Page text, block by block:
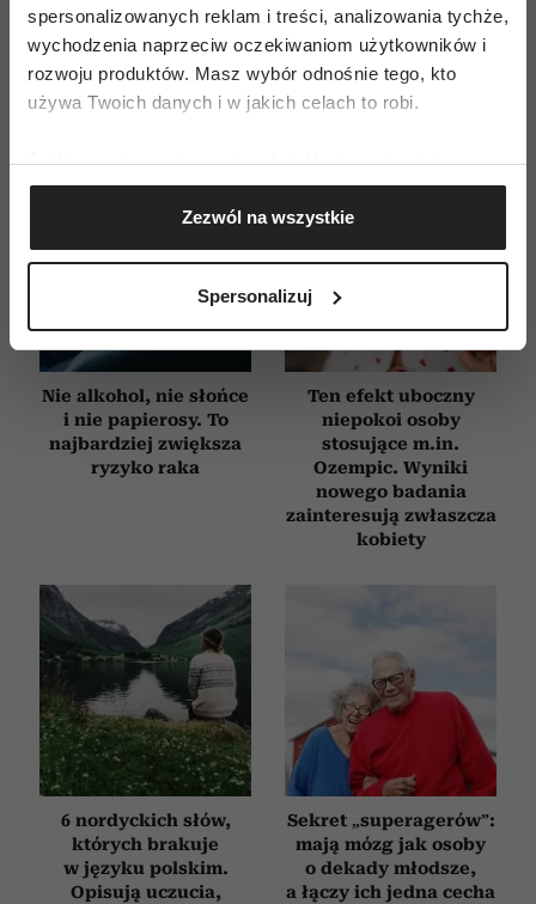
spersonalizowanych reklam i treści, analizowania tychże,
wychodzenia naprzeciw oczekiwaniom użytkowników i
rozwoju produktów. Masz wybór odnośnie tego, kto
używa Twoich danych i w jakich celach to robi.
Jeśli wyrazisz na to zgodę, chcielibyśmy również:
Gromadzić dane dotyczące Twojej lokalizacji
geograficznej z dokładnością nawet do kilku metrów
Identyfikować Twoje urządzenie, aktywnie
(fingerprinting, czyli wirtualny odcisk palca)
dane są przetwarzane oraz ustaw własne preferencje w
sekcji szczegółów. W Deklaracji plików cookie możesz
zmienić lub wycofać swoją zgodę w dowolnej chwili.
Wykorzystujemy pliki cookie do spersonalizowania treści
i reklam, aby oferować funkcje społecznościowe i
analizować ruch w naszej witrynie. Informacje o tym, jak
społecznościowym, reklamowym i analitycznym.
Partnerzy mogą połączyć te informacje z innymi danymi
otrzymanymi od Ciebie lub uzyskanymi podczas
korzystania z ich usług.
Zezwól na wszystkie
Spersonalizuj
Nie alkohol, nie słońce
i nie papierosy. To
najbardziej zwiększa
ryzyko raka
Ten efekt uboczny
niepokoi osoby
stosujące m.in.
Ozempic. Wyniki
nowego badania
zainteresują zwłaszcza
kobiety
6 nordyckich słów,
których brakuje
w języku polskim.
Opisują uczucia,
Sekret „superagerów”:
mają mózg jak osoby
o dekady młodsze,
a łączy ich jedna cecha